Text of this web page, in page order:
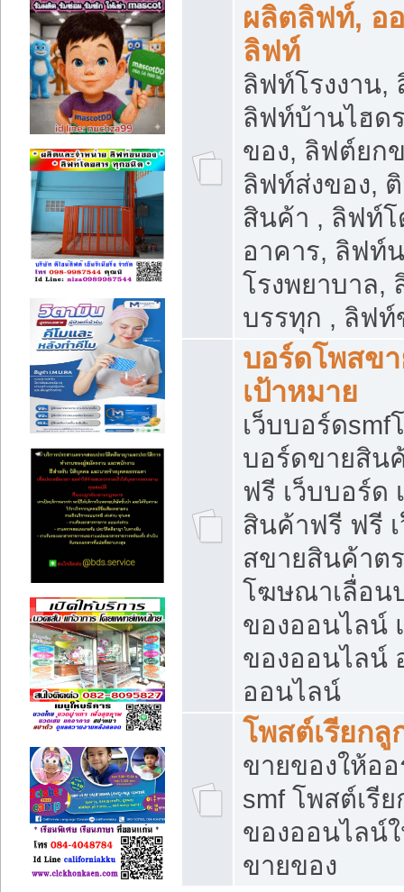
ผลิตลิฟท์, อ
ลิฟท์
ลิฟท์โรงงาน
ลิฟท์บ้านไฮด
ของ, ลิฟต์ยก
ลิฟท์ส่งของ,
สินค้า , ลิฟท์
อาคาร, ลิฟท์
โรงพยาบาล,
บรรทุก , ลิฟท์
บอร์ดโพสข
เป้าหมาย
เว็บบอร์ดsmf
บอร์ดขายสิน
ฟรี เว็บบอร์ด
สินค้าฟรี ฟรี
สขายสินค้าต
โฆษณาเลื่อน
ของออนไลน์
ของออนไลน์
ออนไลน์
โพสต์เรียก
ขายของให้ออ
smf โพสต์เรี
ของออนไลน์
ขายของ